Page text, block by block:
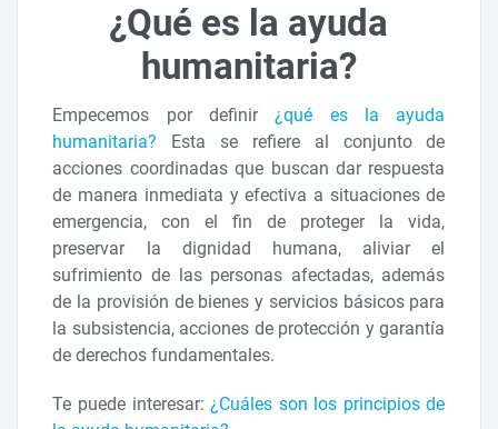
¿Qué es la ayuda
humanitaria?
Empecemos por definir¿qué es la ayuda
humanitaria? Esta se refiere al conjunto de
acciones coordinadas que buscan dar respuesta
de manera inmediata y efectiva a situaciones de
emergencia, con el fin de proteger la vida,
preservar la dignidad humana, aliviar el
sufrimiento de las personas afectadas, además
de la provisión de bienes y servicios básicos para
la subsistencia, acciones de protección y garantía
de derechos fundamentales.
Te puede interesar:¿Cuáles son los principios de